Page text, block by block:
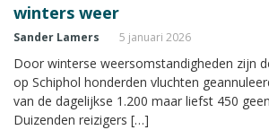
winters weer
Sander Lamers 5 januari 2026
Door winterse weersomstandigheden zijn
op Schiphol honderden vluchten
van de dagelijkse 1.200 maar liefst 450
Duizenden reizigers […]